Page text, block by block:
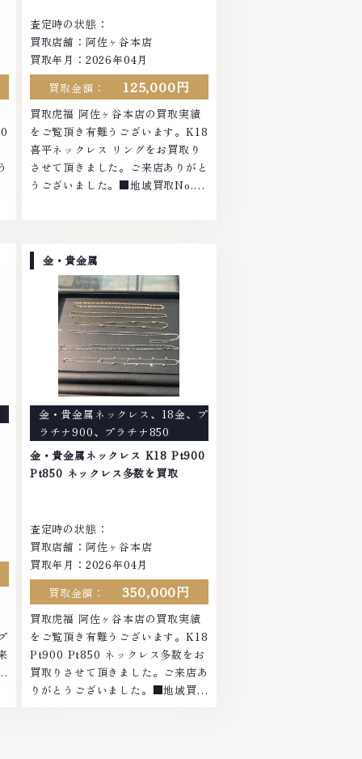
査定時の状態：
買取店舗：阿佐ヶ谷本店
買取年月：2026年04月
買取金額：
125,000円
買取虎福 阿佐ヶ谷本店の買取実績
をご覧頂き有難うございます。K18
喜平ネックレス リングをお買取り
させて頂きました。ご来店ありがと
うございました。■地域買取No.1
も金・プラチナ等のアクセサリー・
貴金属・宝石・ダイヤモンド・ジュ
エリーや ブランド品・時計等は特
に自信を持って、高額査定を実現し
ております。 古くて使わなくなっ
てしまったアクセサリー、動かなく
なってしまった腕時計、多くのお品
物の高価買取りを実現しており、他
店ではお値段の付かなかったお品物
でも、一点一点丁寧に無料で査定し
ます。お気軽にご連絡ください。
TEL: 0120-959-764営業時間:
10:00～19:00定休日: 年中無休
金・貴金属
金・貴金属ネックレス 、 18金、 プ
ラチナ900、 プラチナ850
金・貴金属ネックレス K18 Pt900
Pt850 ネックレス多数を買取
査定時の状態：
買取店舗：阿佐ヶ谷本店
買取年月：2026年04月
買取金額：
350,000円
買取虎福 阿佐ヶ谷本店の買取実績
をご覧頂き有難うございます。K18
Pt900 Pt850 ネックレス多数をお
買取りさせて頂きました。ご来店あ
りがとうございました。■地域買取